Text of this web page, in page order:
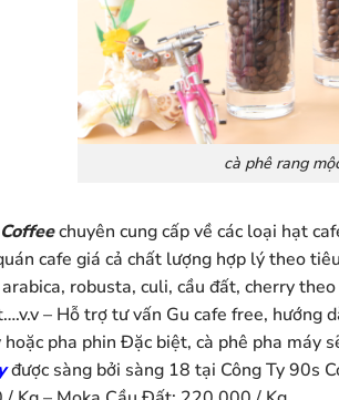
cà phê rang
chuyên cung cấp về các loại hạt
cafe giá cả chất lượng hợp lý theo
robusta, culi, cầu đất, cherry
– Hỗ trợ tư vấn Gu cafe free, hướng
hoặc pha phin Đặc biệt, cà phê pha máy
được sàng bởi sàng 18 tại Công Ty 90s